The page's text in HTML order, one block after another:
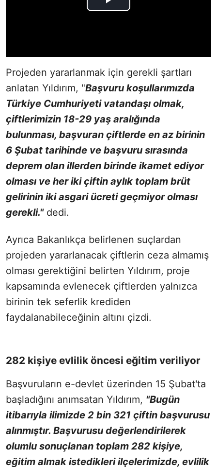
Projeden yararlanmak için gerekli şartları
anlatan Yıldırım, "Başvuru koşullarımızda
Türkiye Cumhuriyeti vatandaşı olmak,
çiftlerimizin 18-29 yaş aralığında
bulunması, başvuran çiftlerde en az birinin
6 Şubat tarihinde ve başvuru sırasında
deprem olan illerden birinde ikamet ediyor
olması ve her iki çiftin aylık toplam brüt
gelirinin iki asgari ücreti geçmiyor olması
gerekli."dedi.
Ayrıca Bakanlıkça belirlenen suçlardan
projeden yararlanacak çiftlerin ceza almamış
olması gerektiğini belirten Yıldırım, proje
kapsamında evlenecek çiftlerden yalnızca
birinin tek seferlik krediden
faydalanabileceğinin altını çizdi.
282 kişiye evlilik öncesi eğitim veriliyor
Başvuruların e-devlet üzerinden 15 Şubat'ta
başladığını anımsatan Yıldırım, "Bugün
itibarıyla ilimizde 2 bin 321 çiftin başvurusu
alınmıştır. Başvurusu değerlendirilerek
olumlu sonuçlanan toplam 282 kişiye,
eğitim almak istedikleri ilçelerimizde, evlilik